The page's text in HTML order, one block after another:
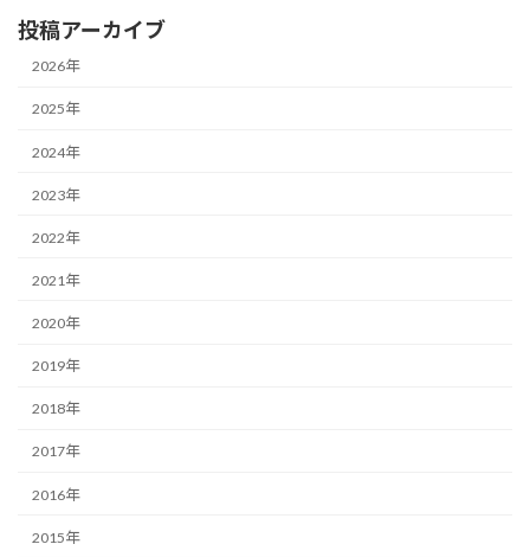
投稿アーカイブ
2026年
2025年
2024年
2023年
2022年
2021年
2020年
2019年
2018年
2017年
2016年
2015年